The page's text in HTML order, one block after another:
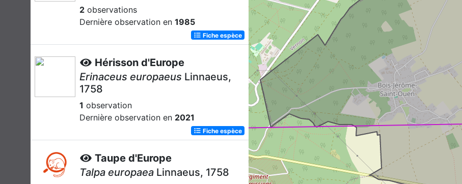
2 observations
Dernière observation en 1985
Fiche espèce
Hérisson d'Europe
Erinaceus europaeus Linnaeus,
1758
1 observation
Dernière observation en 2021
Fiche espèce
Taupe d'Europe
Talpa europaea Linnaeus, 1758